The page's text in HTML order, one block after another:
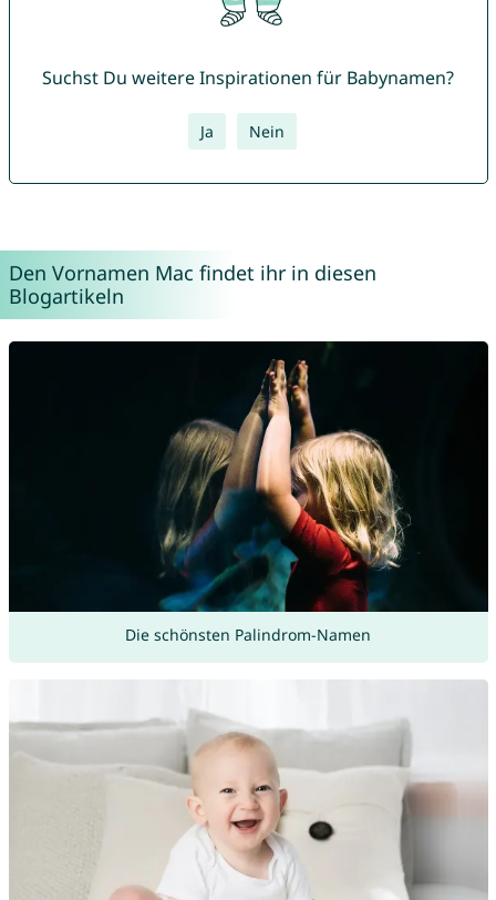
Suchst Du weitere Inspirationen für Babynamen?
Ja Nein
Den Vornamen Mac findet ihr in diesen
Blogartikeln
Die schönsten Palindrom-Namen